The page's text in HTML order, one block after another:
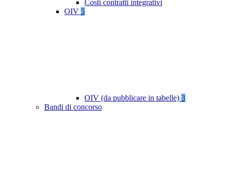
Costi contratti integrativi
OIV 5
OIV (da pubblicare in tabelle) 3
Bandi di concorso